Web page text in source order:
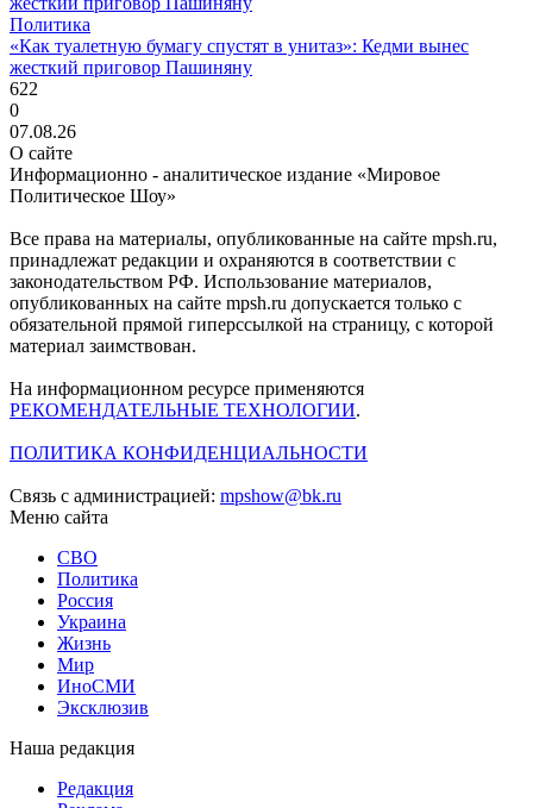
Политика
«Как туалетную бумагу спустят в унитаз»: Кедми вынес
жесткий приговор Пашиняну
622
0
07.08.26
О сайте
Информационно - аналитическое издание «Мировое
Политическое Шоу»
Все права на материалы, опубликованные на сайте mpsh.ru,
принадлежат редакции и охраняются в соответствии с
законодательством РФ. Использование материалов,
опубликованных на сайте mpsh.ru допускается только с
обязательной прямой гиперссылкой на страницу, с которой
материал заимствован.
На информационном ресурсе применяются
РЕКОМЕНДАТЕЛЬНЫЕ ТЕХНОЛОГИИ.
ПОЛИТИКА КОНФИДЕНЦИАЛЬНОСТИ
Связь с администрацией: mpshow@bk.ru
Меню сайта
СВО
Политика
Россия
Украина
Жизнь
Мир
ИноСМИ
Эксклюзив
Наша редакция
Редакция